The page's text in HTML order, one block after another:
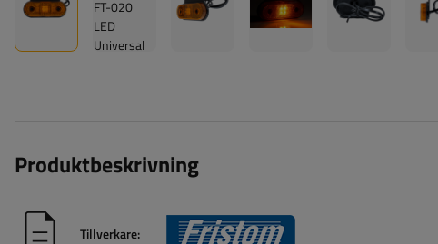
Produktbeskrivning
Tillverkare: